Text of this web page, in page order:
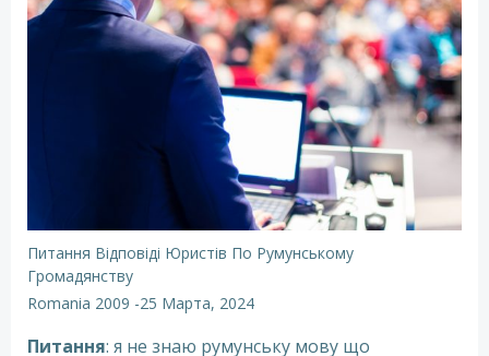
Питання Відповіді Юристів По Румунському
Громадянству
Romania 2009 -25 Марта, 2024
Питання: я не знаю румунську мову що